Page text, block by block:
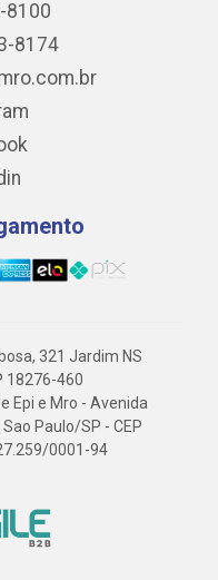
8100
8174
321 Jardim NS
18276-460
Epi e Mro - Avenida
Paulo/SP - CEP
0001-94